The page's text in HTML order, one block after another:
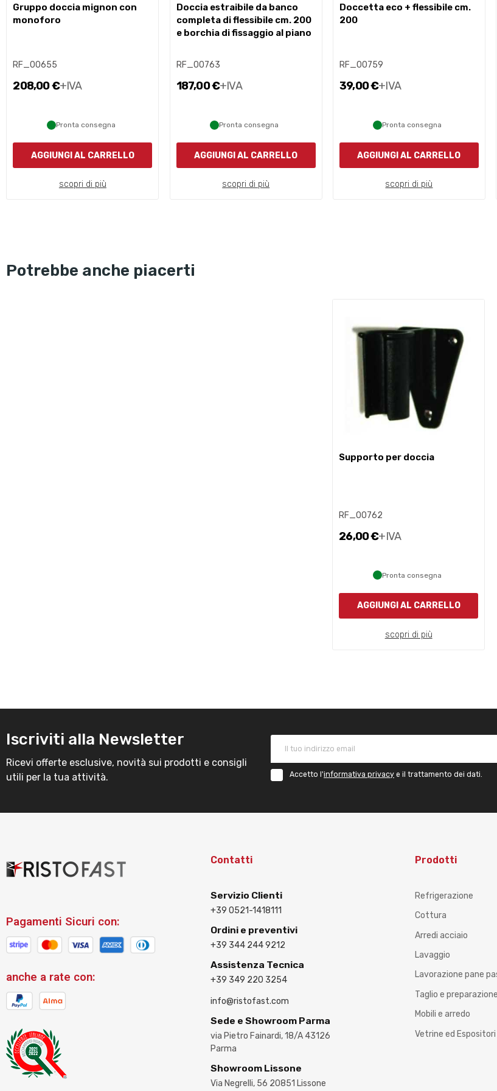
gruppo doccia mignon con
monoforo
RF_00655
208,00 €+IVA
Pronta consegna
AGGIUNGI AL CARRELLO
scopri di più
doccia estraibile da banco
completa di flessibile cm. 200
e borchia di fissaggio al piano
RF_00763
187,00 €+IVA
Pronta consegna
AGGIUNGI AL CARRELLO
scopri di più
doccetta eco + flessibile cm.
200
RF_00759
39,00 €+IVA
Pronta consegna
AGGIUNGI AL CARRELLO
scopri di più
Potrebbe anche piacerti
supporto per doccia
RF_00762
26,00 €+IVA
Pronta consegna
AGGIUNGI AL CARRELLO
scopri di più
Iscriviti alla Newsletter
Ricevi offerte esclusive, novità sui prodotti e consigli
utili per la tua attività.
Accetto l'informativa privacy e il trattamento dei dati.
Pagamenti Sicuri con:
anche a rate con:
Contatti
Servizio Clienti
+39 0521-1418111
Ordini e preventivi
+39 344 244 9212
Assistenza Tecnica
+39 349 220 3254
info@ristofast.com
Sede e Showroom Parma
via Pietro Fainardi, 18/A 43126
Parma
Showroom Lissone
Via Negrelli, 56 20851 Lissone
Prodotti
Refrigerazione
Cottura
Arredi acciaio
Lavaggio
Lavorazione pane
Taglio e
Mobili e arredo
Vetrine ed Espositori